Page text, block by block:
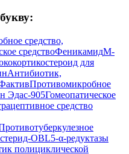
средство,
средствоФеникамидМ-
для
Антибиотик,
Противомикробное
Эдас-905Гомеопатическое
средство
OBL5-α-редуктазы
полициклической